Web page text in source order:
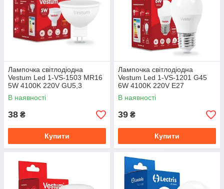
Лампочка світлодіодна
Vestum Led 1-VS-1503 MR16
5W 4100K 220V GU5,3
В наявності
38 ₴
Купити
Лампочка світлодіодна
Vestum Led 1-VS-1201 G45
6W 4100K 220V E27
В наявності
39 ₴
Купити